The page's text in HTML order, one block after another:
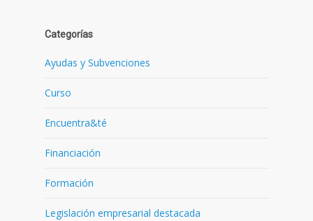
Categorías
Ayudas y Subvenciones
Curso
Encuentra&té
Financiación
Formación
Legislación empresarial destacada